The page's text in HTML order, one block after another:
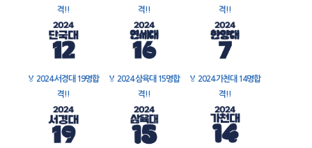
격!!
격!!
격!!
🏅 2024 서경대 19명합
격!!
🏅 2024 삼육대 15명합
격!!
🏅 2024 가천대 14명합
격!!